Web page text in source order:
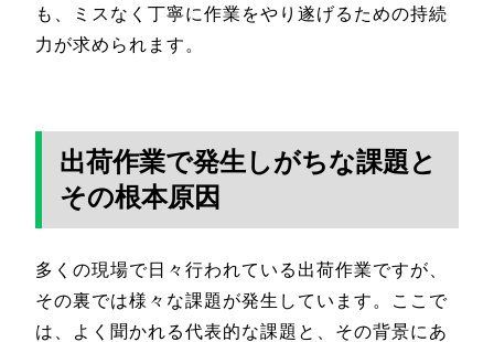
も、ミスなく丁寧に作業をやり遂げるための持続
力が求められます。
出荷作業で発生しがちな課題と
その根本原因
多くの現場で日々行われている出荷作業ですが、
その裏では様々な課題が発生しています。ここで
は、よく聞かれる代表的な課題と、その背景にあ